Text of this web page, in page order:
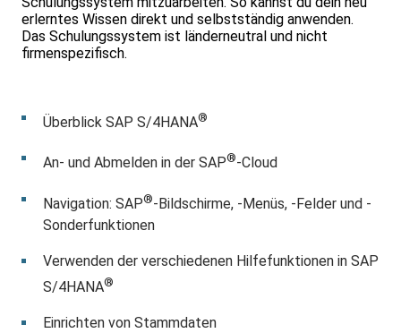
erlerntes Wissen direkt und selbstständig anwenden.
Das Schulungssystem ist länderneutral und nicht
firmenspezifisch.
Überblick SAP S/4HANA®
An- und Abmelden in der SAP®-Cloud
Navigation: SAP®-Bildschirme, -Menüs, -Felder und -
Sonderfunktionen
Verwenden der verschiedenen Hilfefunktionen in SAP
S/4HANA®
Einrichten von Stammdaten